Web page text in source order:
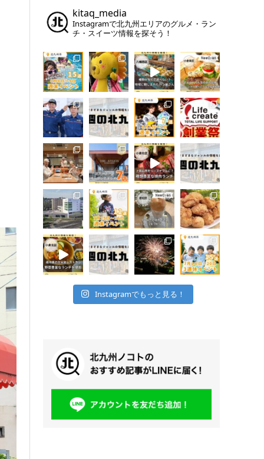
kitaq_media
Instagramで北九州エリアのグルメ・ラン
チ・スイーツ情報を探そう！
Instagramでもっと見る！